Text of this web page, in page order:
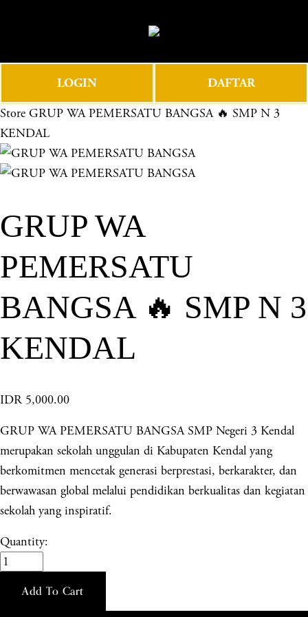
e
e
n
u
LOGIN DAFTAR
Store GRUP WA PEMERSATU BANGSA 🔥 SMP N 3
KENDAL
GRUP WA
PEMERSATU
BANGSA 🔥 SMP N 3
KENDAL
IDR 5,000.00
GRUP WA PEMERSATU BANGSA SMP Negeri 3 Kendal
merupakan sekolah unggulan di Kabupaten Kendal yang
berkomitmen mencetak generasi berprestasi, berkarakter, dan
berwawasan global melalui pendidikan berkualitas dan kegiatan
sekolah yang inspiratif.
Quantity:
Add To Cart